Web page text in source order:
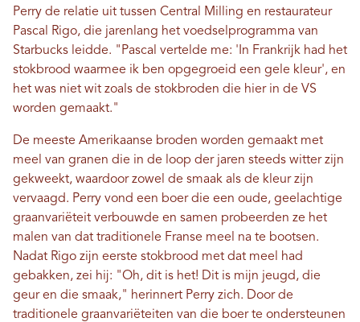
Perry de relatie uit tussen Central Milling en restaurateur
Pascal Rigo, die jarenlang het voedselprogramma van
Starbucks leidde. "Pascal vertelde me: 'In Frankrijk had het
stokbrood waarmee ik ben opgegroeid een gele kleur', en
het was niet wit zoals de stokbroden die hier in de VS
worden gemaakt."
De meeste Amerikaanse broden worden gemaakt met
meel van granen die in de loop der jaren steeds witter zijn
gekweekt, waardoor zowel de smaak als de kleur zijn
vervaagd. Perry vond een boer die een oude, geelachtige
graanvariëteit verbouwde en samen probeerden ze het
malen van dat traditionele Franse meel na te bootsen.
Nadat Rigo zijn eerste stokbrood met dat meel had
gebakken, zei hij: "Oh, dit is het! Dit is mijn jeugd, die
geur en die smaak," herinnert Perry zich. Door de
traditionele graanvariëteiten van die boer te ondersteunen